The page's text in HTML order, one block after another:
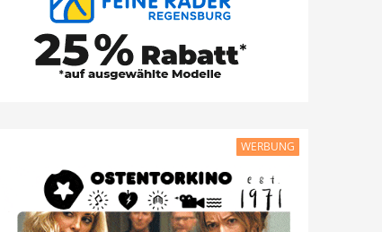
WERBUNG